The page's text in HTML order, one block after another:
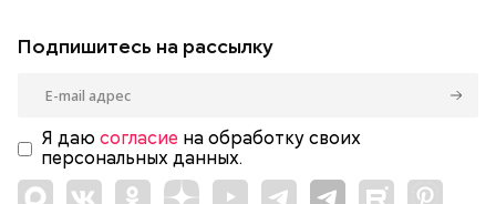
Подпишитесь на рассылку
Я даю согласие на обработку своих
персональных данных.